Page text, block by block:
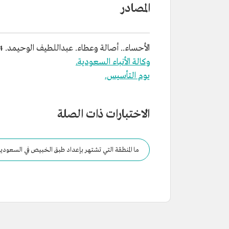
المصادر
الأحساء.. أصالة وعطاء. عبداللطيف الوحيمد. 1434هـ
وكالة الأنباء السعودية.
يوم التأسيس.
الاختبارات ذات الصلة
ما المنطقة التي تشتهر بإعداد طبق الخبيص في